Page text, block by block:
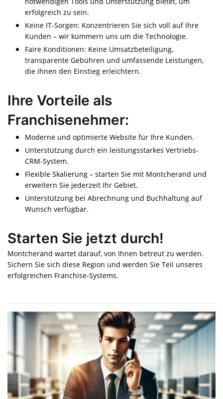
erfolgreich zu sein.
Keine IT-Sorgen: Konzentrieren Sie sich voll auf Ihre
Kunden – wir kümmern uns um die Technologie.
Faire Konditionen: Keine Umsatzbeteiligung,
transparente Gebühren und umfassende Leistungen,
die Ihnen den Einstieg erleichtern.
Ihre Vorteile als
Franchisenehmer:
Moderne und optimierte Website für Ihre Kunden.
Unterstützung durch ein leistungsstarkes Vertriebs-
CRM-System.
Flexible Skalierung – starten Sie mit Montcherand und
erweitern Sie jederzeit Ihr Gebiet.
Unterstützung bei Abrechnung und Buchhaltung auf
Wunsch verfügbar.
Starten Sie jetzt durch!
Montcherand wartet darauf, von Ihnen betreut zu werden.
Sichern Sie sich diese Region und werden Sie Teil unseres
erfolgreichen Franchise-Systems.